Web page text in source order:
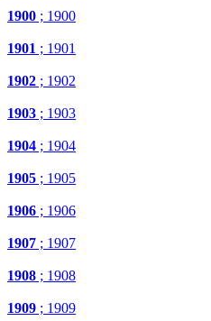
1900 ; 1900
1901 ; 1901
1902 ; 1902
1903 ; 1903
1904 ; 1904
1905 ; 1905
1906 ; 1906
1907 ; 1907
1908 ; 1908
1909 ; 1909